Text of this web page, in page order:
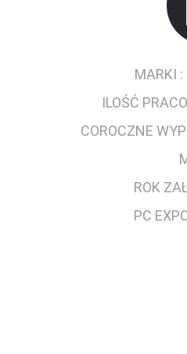
MARKI :
ILOŚĆ
COROCZNE
ROK
PC